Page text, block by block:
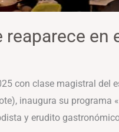
reaparece en
con clase magistral
inaugura su
y erudito